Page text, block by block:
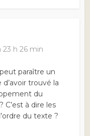
h 26 min
paraître un
trouvé la
du
à dire les
du texte ?